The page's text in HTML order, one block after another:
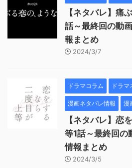
【ネタバレ】痛
話～最終回の動
報まとめ
2024/3/7
ドラマコラム ドラ
漫画ネタバレ情報 漫
【ネタバレ】恋
等1話～最終回の
情報まとめ
2024/3/5